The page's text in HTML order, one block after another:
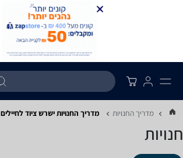
מדריך החנויות מדריך החנויות ‏ישרש ‏ציוד לחיילים
חנויות